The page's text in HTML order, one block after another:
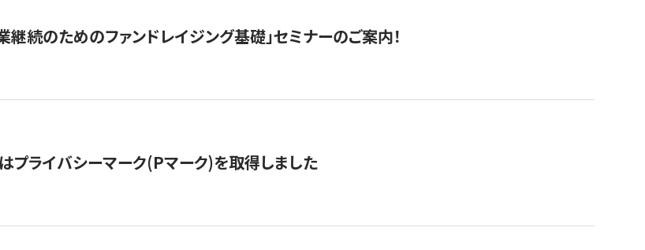
業継続のためのファンドレイジング基礎」セミナーのご案内！
プライバシーマーク(Pマーク)を取得しました